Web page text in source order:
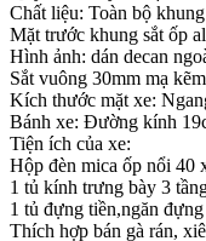
Chất liệu: Toàn bộ
Mặt trước khung sắt ốp
Hình ảnh: dán decan
Sắt vuông 30mm mạ
Kích thước mặt xe:
Bánh xe: Đường kính
Tiện ích của xe:
Hộp đèn mica ốp nổi 40
1 tủ kính trưng bày 3
1 tủ đựng tiền,ngăn
Thích hợp bán gà rán,